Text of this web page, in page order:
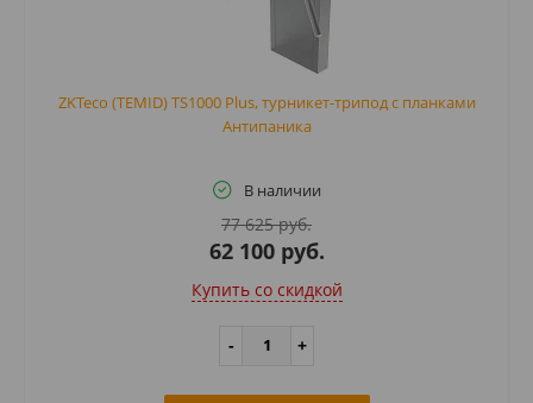
ZKTeco (TEMID) TS1000 Plus, турникет-трипод c планками
Антипаника
В наличии
77 625 руб.
62 100 руб.
Купить cо скидкой